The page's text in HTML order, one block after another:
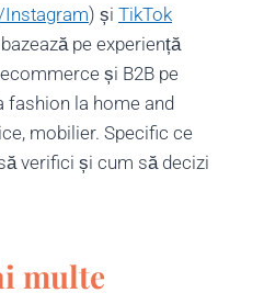
) și TikTok
pe experiență
și B2B pe
fashion la home and
mobilier. Specific ce
verifici și cum să decizi
multe